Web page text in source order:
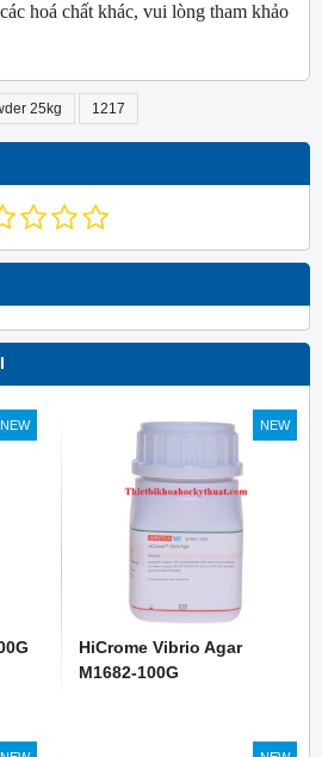
hoá chất khác, vui lòng tham khảo
25kg 1217
NEW NEW
HiCrome Vibrio Agar
M1682-100G